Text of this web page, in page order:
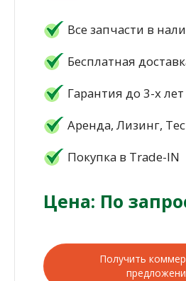
Все запчасти в
Бесплатная
Гарантия до 3-х лет
Аренда, Лизинг,
Покупка в Trade-IN
Цена: По
Получить